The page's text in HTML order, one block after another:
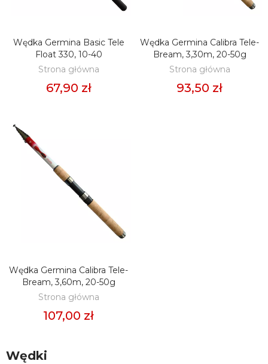
DODAJ DO KOSZYKA
Wędka Germina Basic Tele
Float 330, 10-40
Strona główna
67,90 zł
DODAJ DO KOSZYKA
Wędka Germina Calibra Tele-
Bream, 3,30m, 20-50g
Strona główna
93,50 zł
DODAJ DO KOSZYKA
Wędka Germina Calibra Tele-
Bream, 3,60m, 20-50g
Strona główna
107,00 zł
Wędki